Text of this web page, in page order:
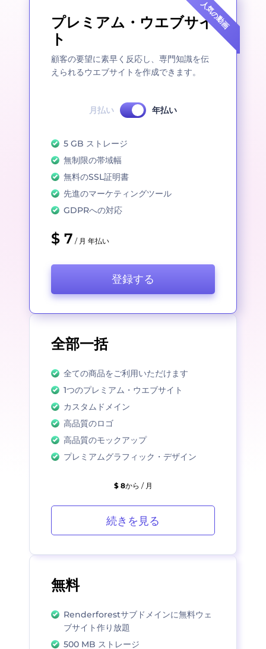
無料
Renderforestサブドメインに無料ウェ
ブサイト作り放題
500 MB ストレージ
プレミアム・ウエブサイ
ト
顧客の要望に素早く反応し、専門知識を伝
えられるウエブサイトを作成できます。
月払い 年払い
5 GB ストレージ
無制限の帯域幅
無料のSSL証明書
先進のマーケティングツール
GDPRへの対応
$ 7 / 月 年払い
登録する
人気の動画
全部一括
全ての商品をご利用いただけます
1つのプレミアム・ウエブサイト
カスタムドメイン
高品質のロゴ
高品質のモックアップ
プレミアムグラフィック・デザイン
$ 8から / 月
続きを見る